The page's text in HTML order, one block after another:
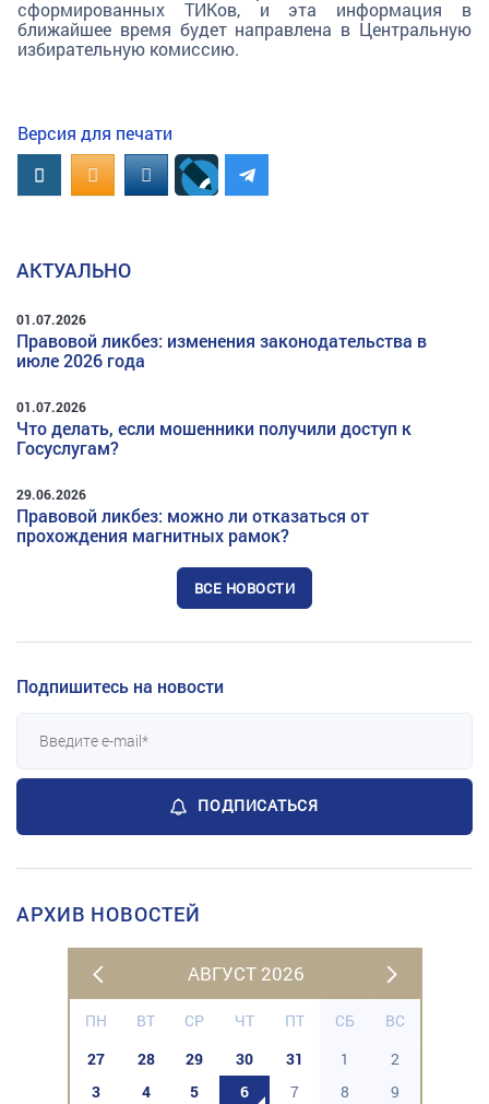
сформированных ТИКов, и эта информация в
ближайшее время будет направлена в Центральную
избирательную комиссию.
Версия для печати
ВконтактеOK.RUMAIL.RU
АКТУАЛЬНО
01.07.2026
Правовой ликбез: изменения законодательства в
июле 2026 года
01.07.2026
Что делать, если мошенники получили доступ к
Госуслугам?
29.06.2026
Правовой ликбез: можно ли отказаться от
прохождения магнитных рамок?
ВСЕ НОВОСТИ
Подпишитесь на новости
ПОДПИСАТЬСЯ
АРХИВ НОВОСТЕЙ
АВГУСТ 2026
ПН ВТ СР ЧТ ПТ СБ
ВС
27
28 29 30 31 1
2
3
4 5 6 7 8
9